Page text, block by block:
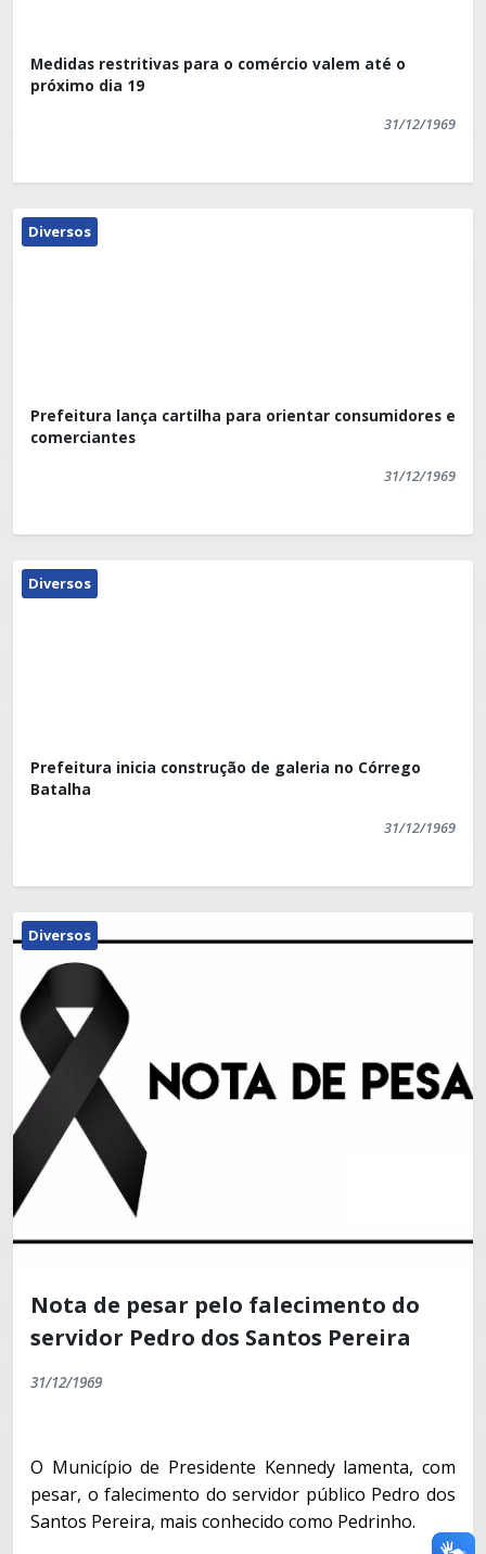
Medidas restritivas para o comércio valem até o
próximo dia 19
31/12/1969
Diversos
Prefeitura lança cartilha para orientar consumidores e
comerciantes
31/12/1969
Diversos
Prefeitura inicia construção de galeria no Córrego
Batalha
31/12/1969
Diversos
Nota de pesar pelo falecimento do
servidor Pedro dos Santos Pereira
31/12/1969
O Município de Presidente Kennedy lamenta, com
pesar, o falecimento do servidor público Pedro dos
Santos Pereira, mais conhecido como Pedrinho.